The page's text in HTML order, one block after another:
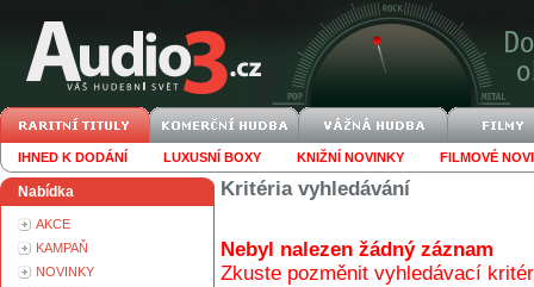
IHNED K DODÁNÍ LUXUSNÍ BOXY KNIŽNÍ NOVINKY FILMOVÉ
Nabídka
AKCE
KAMPAŇ
NOVINKY
Kritéria vyhledávání
Nebyl nalezen žádný záznam
Zkuste pozměnit vyhledávací